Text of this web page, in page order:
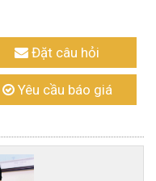
Đặt câu hỏi
Yêu cầu báo giá